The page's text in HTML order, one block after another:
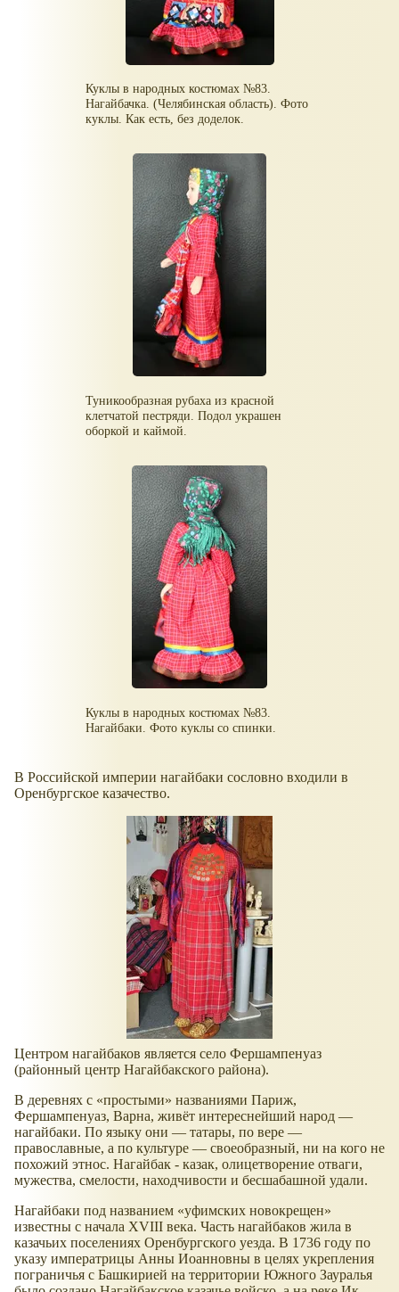
Куклы в народных костюмах №83.
Нагайбачка. (Челябинская область). Фото
куклы. Как есть, без доделок.
Туникообразная рубаха из красной
клетчатой пестряди. Подол украшен
оборкой и каймой.
Куклы в народных костюмах №83.
Нагайбаки. Фото куклы со спинки.
В Российской империи нагайбаки сословно входили в
Оренбургское казачество.
Центром нагайбаков является село Фершампенуаз
(районный центр Нагайбакского района).
В деревнях с
простыми
названиями Париж,
Фершампенуаз, Варна, живёт интереснейший народ —
нагайбаки. По языку они — татары, по вере —
православные, а по культуре — своеобразный, ни на кого не
похожий этнос. Нагайбак - казак, олицетворение отваги,
мужества, смелости, находчивости и бесшабашной удали.
Нагайбаки под названием
уфимских новокрещен
известны с начала XVIII века. Часть нагайбаков жила в
казачьих поселениях Оренбургского уезда. В 1736 году по
указу императрицы Анны Иоанновны в целях укрепления
пограничья с Башкирией на территории Южного Зауралья